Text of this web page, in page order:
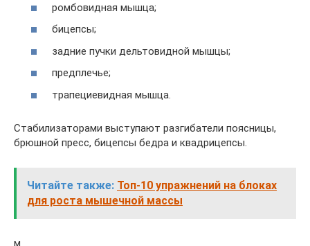
ромбовидная мышца;
бицепсы;
задние пучки дельтовидной мышцы;
предплечье;
трапециевидная мышца.
Стабилизаторами выступают разгибатели поясницы,
брюшной пресс, бицепсы бедра и квадрицепсы.
Читайте также: Топ-10 упражнений на блоках
для роста мышечной массы
м